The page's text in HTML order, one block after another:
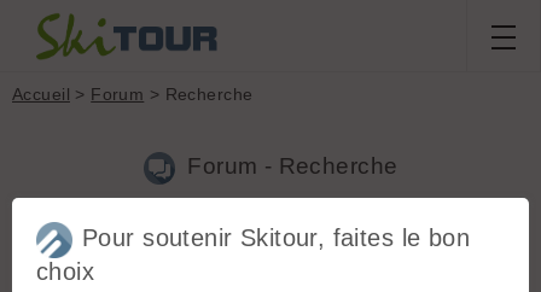
Accueil > Forum > Recherche
Forum - Recherche
Nouveau sujet|Voir tous les sujets
11 résultats
Pour soutenir Skitour, faites le bon
choix